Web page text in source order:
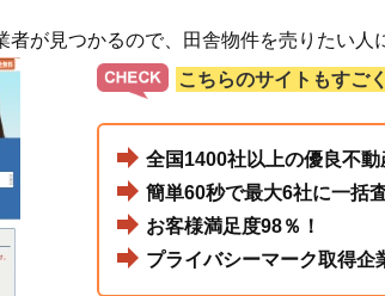
者が見つかるので、田舎物件を売りたい人
こちらのサイトもすご
全国1400社以上の優良不動
簡単60秒で最大6社に一括
お客様満足度98％！
プライバシーマーク取得企